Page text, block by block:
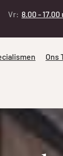
Vr: 8.00 - 17.00
Ons